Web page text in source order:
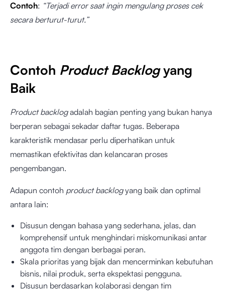
Contoh: “Terjadi error saat ingin mengulang proses cek
secara berturut-turut.”
Contoh Product Backlogyang
Baik
Product backlogadalah bagian penting yang bukan hanya
berperan sebagai sekadar daftar tugas. Beberapa
karakteristik mendasar perlu diperhatikan untuk
memastikan efektivitas dan kelancaran proses
pengembangan.
Adapun contoh product backlogyang baik dan optimal
antara lain:
Disusun dengan bahasa yang sederhana, jelas, dan
komprehensif untuk menghindari miskomunikasi antar
anggota tim dengan berbagai peran.
Skala prioritas yang bijak dan mencerminkan kebutuhan
bisnis, nilai produk, serta ekspektasi pengguna.
Disusun berdasarkan kolaborasi dengan tim